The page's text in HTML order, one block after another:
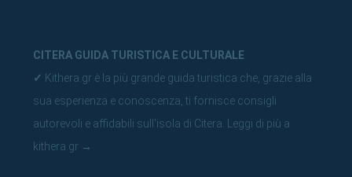
CITERA GUIDA TURISTICA E CULTURALE
✓ Kithera.gr è la più grande guida turistica che, grazie alla
sua esperienza e conoscenza, ti fornisce consigli
autorevoli e affidabili sull'isola di Citera.
Leggi di più a
kithera.gr →